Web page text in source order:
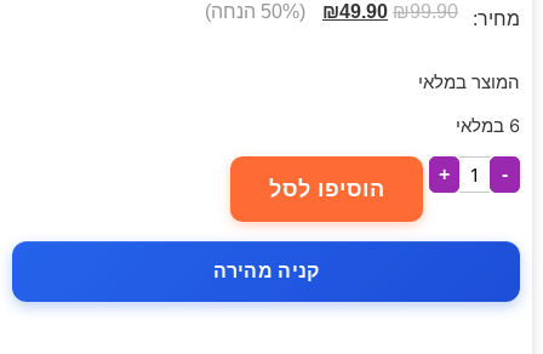
מחיר: ₪99.90
₪49.90 (50% הנחה)
המוצר במלאי
6 במלאי
-
+
הוסיפו לסל
קניה מהירה